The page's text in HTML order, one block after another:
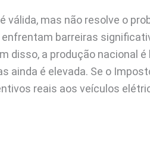
válida, mas não resolve o
barreiras
disso, a produção nacional é
ainda é elevada. Se o
reais aos veículos